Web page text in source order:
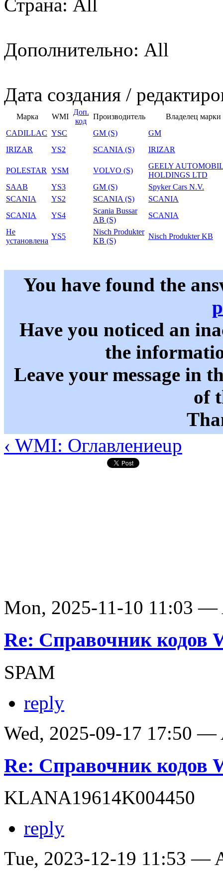
Страна: All
Дополнительно: All
Дата создания /
Марка WMI
Доп.
код
Производитель
Владелец марки
CADILLAC YSC GM (S)
GM
IRIZAR
YS2 SCANIA (S) IRIZAR
POLESTAR YSM VOLVO (S)
GEELY
HOLDINGS LTD
SAAB
YS3 GM (S)
Spyker Cars N.V.
SCANIA
YS2 SCANIA (S)
SCANIA
SCANIA
YS4
Scania Bussar
AB (S)
SCANIA
Не
установлена
YS5
Nisch Produkter
KB (S)
Nisch Produkter KB
You have found the
Have you noticed an
the
Leave your message in
of
‹ WMI: Оглавлениеup
Mon, 2025-11-10 11:03 —
Re: Справочник кодов
SPAM
reply
Wed, 2025-09-17 17:50 —
Re: Справочник кодов
KLANA19614K004450
reply
Tue, 2023-12-19 11:53 —